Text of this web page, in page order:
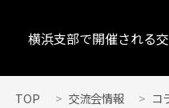
横浜支部で開催される
TOP 交流会情報
コ